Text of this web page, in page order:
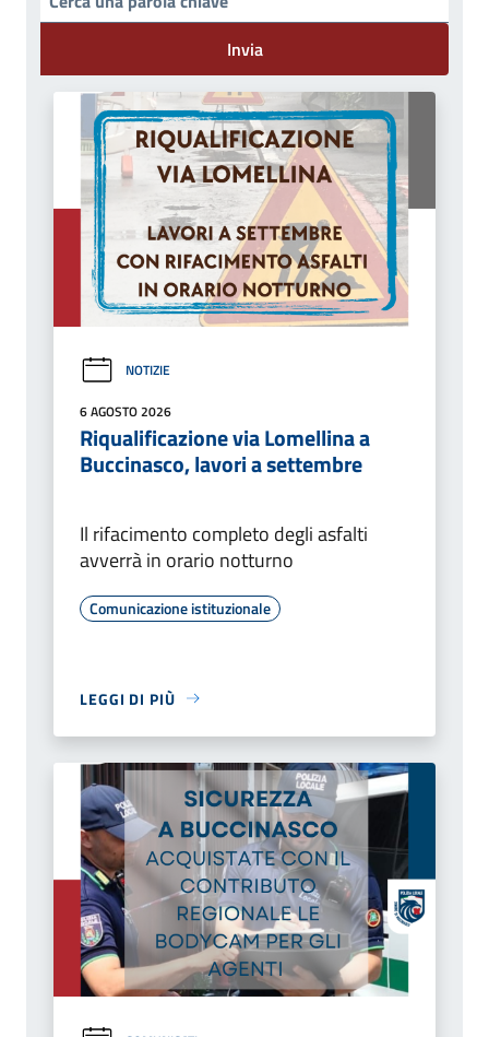
Invia
NOTIZIE
6 AGOSTO 2026
Riqualificazione via Lomellina a
Buccinasco, lavori a settembre
Il rifacimento completo degli asfalti
avverrà in orario notturno
Comunicazione istituzionale
LEGGI DI PIÙ